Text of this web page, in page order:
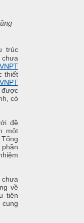
trúc
chưa
VNPT
thiết
VNPT
được
có
đề
một
chưa
về
tiên